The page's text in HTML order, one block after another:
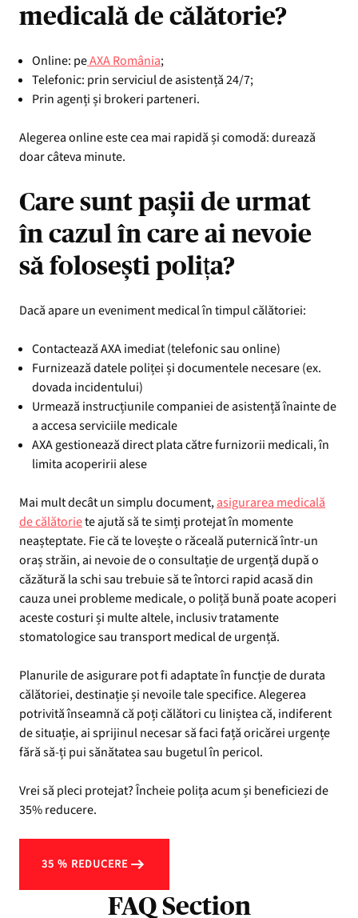
medicală de călătorie?
Online: peAXA România;
Telefonic: prin serviciul de asistență 24/7;
Prin agenți și brokeri parteneri.
Alegerea online este cea mai rapidă și comodă: durează
doar câteva minute.
Care sunt pașii de urmat
în cazul în care ai nevoie
să folosești polița?
Dacă apare un eveniment medical în timpul călătoriei:
Contactează AXA imediat (telefonic sau online)
Furnizează datele poliței și documentele necesare (ex.
dovada incidentului)
Urmează instrucțiunile companiei de asistență înainte de
a accesa serviciile medicale
AXA gestionează direct plata către furnizorii medicali, în
limita acoperirii alese
Mai mult decât un simplu document,asigurarea medicală
de călătoriete ajută să te simți protejat în momente
neașteptate. Fie că te lovește o răceală puternică într-un
oraș străin, ai nevoie de o consultație de urgență după o
căzătură la schi sau trebuie să te întorci rapid acasă din
cauza unei probleme medicale, o poliță bună poate acoperi
aceste costuri și multe altele, inclusiv tratamente
stomatologice sau transport medical de urgență.
Planurile de asigurare pot fi adaptate în funcție de durata
călătoriei, destinație și nevoile tale specifice. Alegerea
potrivită înseamnă că poți călători cu liniștea că, indiferent
de situație, ai sprijinul necesar să faci față oricărei urgențe
fără să-ți pui sănătatea sau bugetul în pericol.
Vrei să pleci protejat? Încheie polița acum și beneficiezi de
35% reducere.
35 % REDUCERE
FAQ Section